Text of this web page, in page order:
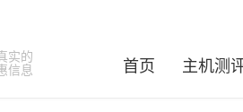
实的
信息
首页 主机测